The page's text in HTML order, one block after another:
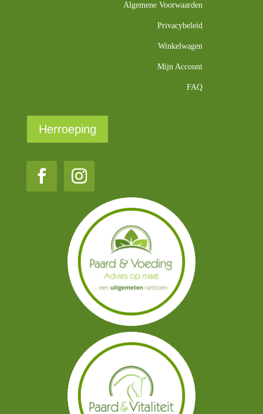
Algemene Voorwaarden
Privacybeleid
Winkelwagen
Mijn Account
FAQ
Herroeping